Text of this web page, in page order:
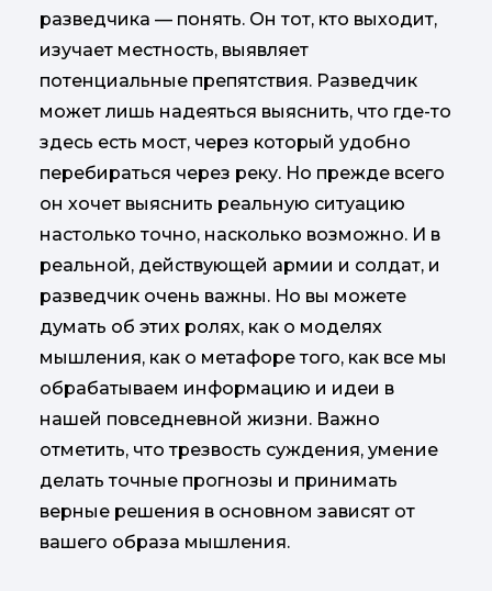
разведчика — понять. Он тот, кто выходит,
изучает местность, выявляет
потенциальные препятствия. Разведчик
может лишь надеяться выяснить, что где-то
здесь есть мост, через который удобно
перебираться через реку. Но прежде всего
он хочет выяснить реальную ситуацию
настолько точно, насколько возможно. И в
реальной, действующей армии и солдат, и
разведчик очень важны. Но вы можете
думать об этих ролях, как о моделях
мышления, как о метафоре того, как все мы
обрабатываем информацию и идеи в
нашей повседневной жизни. Важно
отметить, что трезвость суждения, умение
делать точные прогнозы и принимать
верные решения в основном зависят от
вашего образа мышления.